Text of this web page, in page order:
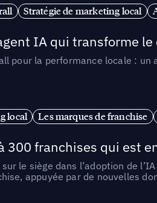
Stratégie de marketing local
IA qui transforme
pour la performance locale :
local Les marques de franchise
300 franchises qui est
le siège dans l’adoption de
appuyée par de nouvelles